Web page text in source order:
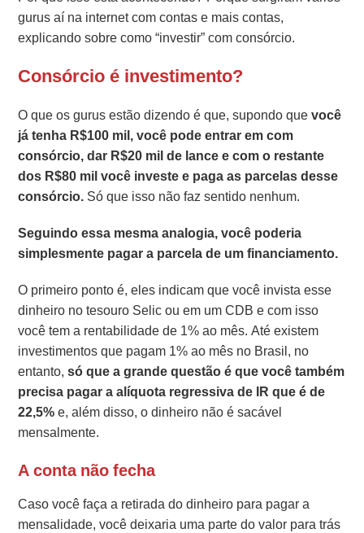
gurus aí na internet com contas e mais contas,
explicando sobre como “investir” com consórcio.
Consórcio é investimento?
O que os gurus estão dizendo é que, supondo quevocê
já tenha R$100 mil, você pode entrar em com
consórcio, dar R$20 mil de lance e com o restante
dos R$80 mil você investe e paga as parcelas desse
consórcio. Só que isso não faz sentido nenhum.
Seguindo essa mesma analogia, você poderia
simplesmente pagar a parcela de um financiamento.
O primeiro ponto é, eles indicam que você invista esse
dinheiro no tesouro Selic ou em um CDB e com isso
você tem a rentabilidade de 1% ao mês. Até existem
investimentos que pagam 1% ao mês no Brasil, no
entanto,só que a grande questão é que você também
precisa pagar a alíquota regressiva de IR que é de
22,5%e, além disso, o dinheiro não é sacável
mensalmente.
A conta não fecha
Caso você faça a retirada do dinheiro para pagar a
mensalidade, você deixaria uma parte do valor para trás